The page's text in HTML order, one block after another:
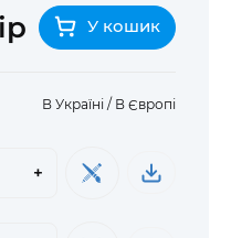
У кошик
В Україні / В Європі
+